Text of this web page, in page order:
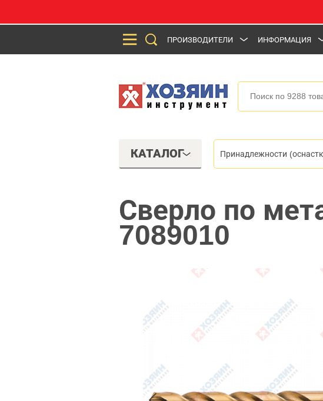
ПРОИЗВОДИТЕЛИ ИНФОРМАЦИЯ
КАТАЛОГ Принадлежности
Сверло по
7089010